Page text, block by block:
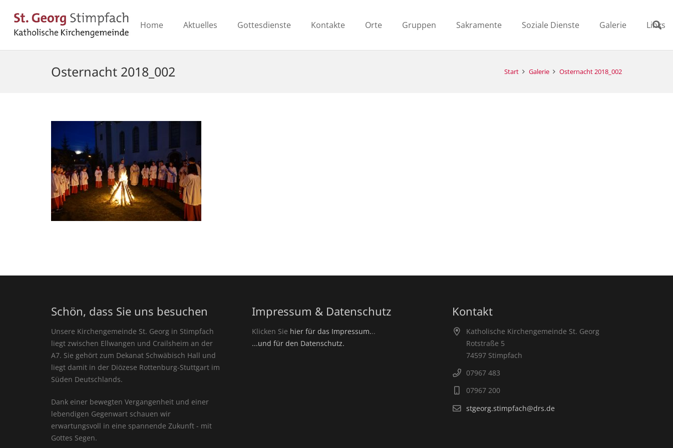
Home Aktuelles Gottesdienste Kontakte Orte Gruppen Sakramente Soziale Dienste Galerie Links
Osternacht 2018_002 Start Galerie Osternacht 2018_002
Schön, dass Sie uns besuchen
Unsere Kirchengemeinde St. Georg in Stimpfach
liegt zwischen Ellwangen und Crailsheim an der
A7. Sie gehört zum Dekanat Schwäbisch Hall und
liegt damit in der Diözese Rottenburg-Stuttgart im
Süden Deutschlands.
Dank einer bewegten Vergangenheit und einer
lebendigen Gegenwart schauen wir
erwartungsvoll in eine spannende Zukunft - mit
Gottes Segen.
Impressum & Datenschutz
Klicken Sie hier für das Impressum...
...und für den Datenschutz.
Kontakt
Katholische Kirchengemeinde St. Georg
Rotstraße 5
74597 Stimpfach
07967 483
07967 200
stgeorg.stimpfach@drs.de